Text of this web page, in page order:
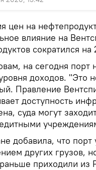
цен на
влияние на
сократился
на сегодня порт
доходов. "Это
Правление
доступность
суда могут
добавила, что
других грузов,
приходили из